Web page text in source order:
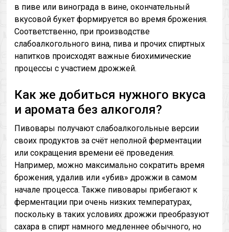
в пиве или винограда в вине, окончательный
вкусовой букет формируется во время брожения.
Соответственно, при производстве
слабоалкогольного вина, пива и прочих спиртных
напитков происходят важные биохимические
процессы с участием дрожжей.
Как же добиться нужного вкуса
и аромата без алкоголя?
Пивовары получают слабоалкогольные версии
своих продуктов за счёт неполной ферментации
или сокращения времени её проведения.
Например, можно максимально сократить время
брожения, удалив или «убив» дрожжи в самом
начале процесса. Также пивовары прибегают к
ферментации при очень низких температурах,
поскольку в таких условиях дрожжи преобразуют
сахара в спирт намного медленнее обычного, но